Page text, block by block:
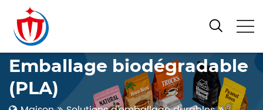
Emballage biodégradable
(PLA)